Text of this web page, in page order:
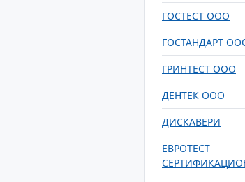
ГОСТЕСТ ООО
ГОСТАНДАРТ
ГРИНТЕСТ ООО
ДЕНТЕК ООО
ДИСКАВЕРИ
ЕВРОТЕСТ